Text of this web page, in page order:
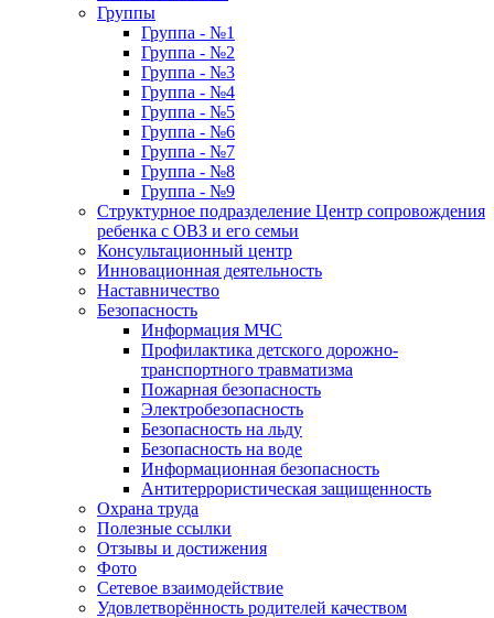
Группы
Группа - №1
Группа - №2
Группа - №3
Группа - №4
Группа - №5
Группа - №6
Группа - №7
Группа - №8
Группа - №9
Структурное подразделение Центр сопровождения
ребенка с ОВЗ и его семьи
Консультационный центр
Инновационная деятельность
Наставничество
Безопасность
Информация МЧС
Профилактика детского дорожно-
транспортного травматизма
Пожарная безопасность
Электробезопасность
Безопасность на льду
Безопасность на воде
Информационная безопасность
Антитеррористическая защищенность
Охрана труда
Полезные ссылки
Отзывы и достижения
Фото
Сетевое взаимодействие
Удовлетворённость родителей качеством